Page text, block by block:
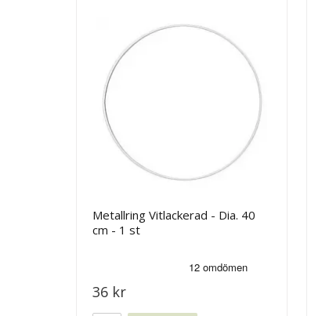
Metallring Vitlackerad - Dia. 40
cm - 1 st
36 kr